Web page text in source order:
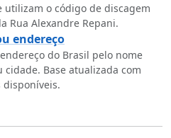
utilizam o código de discagem
Rua Alexandre Repani.
endereço
do Brasil pelo nome
Base atualizada com
disponíveis.